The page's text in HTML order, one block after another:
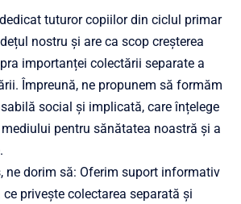
tuturor copiilor din ciclul primar
nostru și are ca scop creșterea
importanței colectării separate a
Împreună, ne propunem să formăm
social și implicată, care înțelege
pentru sănătatea noastră și a
ne dorim să: Oferim suport informativ
privește colectarea separată și